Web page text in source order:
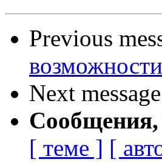
Previous
Next
[ теме ] [